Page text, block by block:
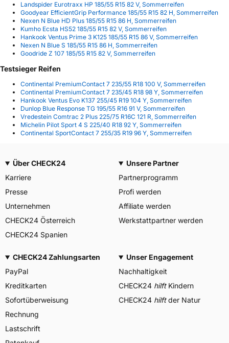
Landspider Eurotraxx HP 185/55 R15 82 V, Sommerreifen
Goodyear EfficientGrip Performance 185/55 R15 82 H, Sommerreifen
Nexen N Blue HD Plus 185/55 R15 86 H, Sommerreifen
Kumho Ecsta HS52 185/55 R15 82 V, Sommerreifen
Hankook Ventus Prime 3 K125 185/55 R15 86 V, Sommerreifen
Nexen N Blue S 185/55 R15 86 H, Sommerreifen
Goodride Z 107 185/55 R15 82 V, Sommerreifen
Testsieger Reifen
Continental PremiumContact 7 235/55 R18 100 V, Sommerreifen
Continental PremiumContact 7 235/45 R18 98 Y, Sommerreifen
Hankook Ventus Evo K137 255/45 R19 104 Y, Sommerreifen
Dunlop Blue Response TG 195/55 R16 91 V, Sommerreifen
Vredestein Comtrac 2 Plus 225/75 R16C 121 R, Sommerreifen
Michelin Pilot Sport 4 S 225/40 R18 92 Y, Sommerreifen
Continental SportContact 7 255/35 R19 96 Y, Sommerreifen
Über CHECK24
Karriere
Presse
Unternehmen
CHECK24 Österreich
CHECK24 Spanien
Unsere Partner
Partnerprogramm
Profi werden
Affiliate werden
Werkstattpartner werden
CHECK24 Zahlungsarten
PayPal
Kreditkarten
Sofortüberweisung
Rechnung
Lastschrift
Unser Engagement
Nachhaltigkeit
CHECK24 hilftKindern
CHECK24 hilftder Natur